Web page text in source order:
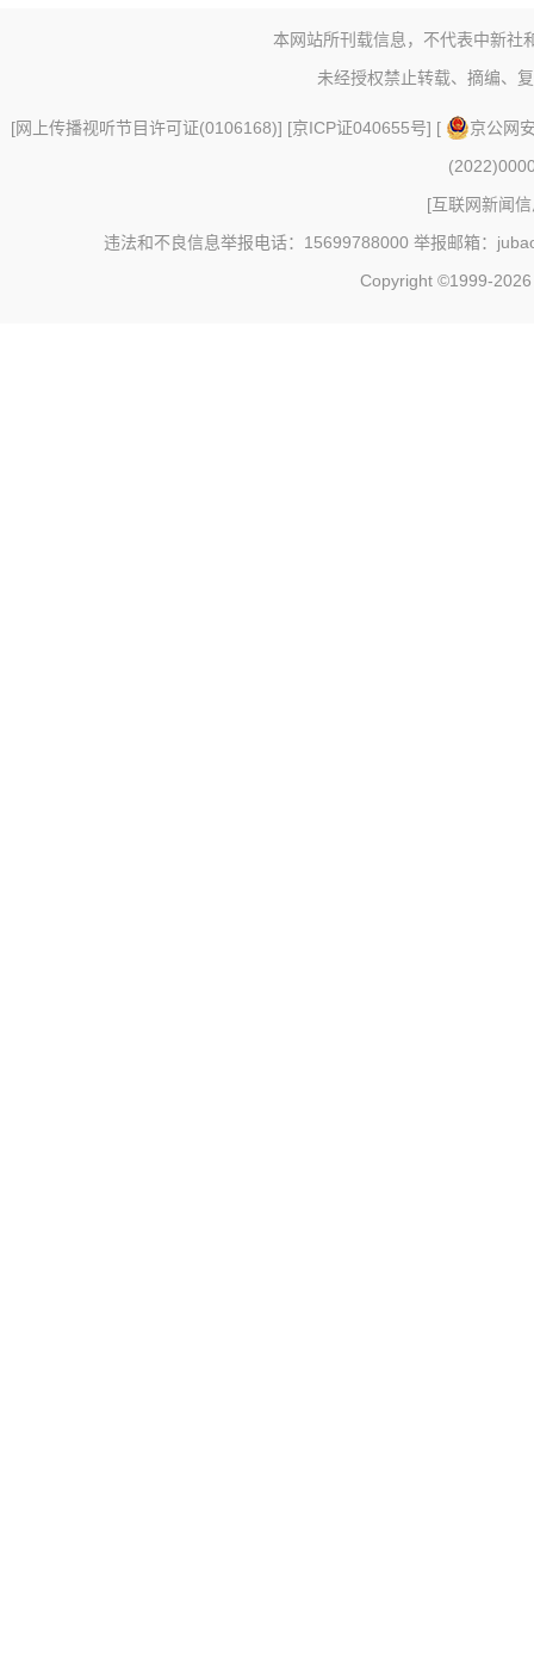
本网站所刊载信息，不代表中新社
未经授权禁止转载、摘编、
[网上传播视听节目许可证(0106168)] [京ICP证040655号] [
京公网
[互联网新闻
违法和不良信息举报电话：15699788000 举报邮箱：
Copyright ©1999-